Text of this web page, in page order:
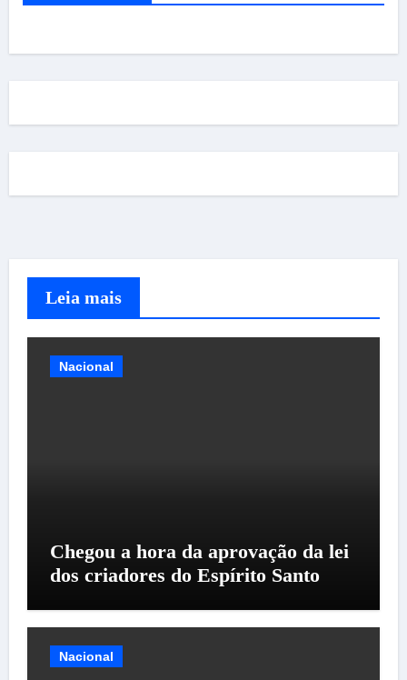
Leia mais
Nacional
Chegou a hora da aprovação da lei
dos criadores do Espírito Santo
Nacional